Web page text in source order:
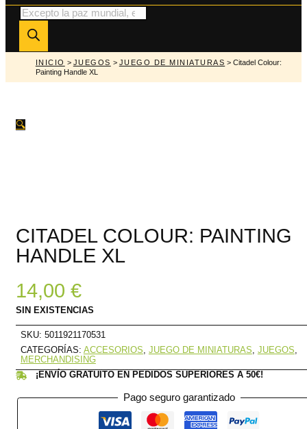
Búsqueda
de
productos
INICIO > JUEGOS > JUEGO DE MINIATURAS > Citadel Colour:
Painting Handle XL
🔍
CITADEL COLOUR: PAINTING
HANDLE XL
14,00 €
SIN EXISTENCIAS
SKU: 5011921170531
CATEGORÍAS: ACCESORIOS JUEGO DE MINIATURAS JUEGOS
MERCHANDISING
¡ENVÍO GRATUITO EN PEDIDOS SUPERIORES A 50€!
Pago seguro garantizado